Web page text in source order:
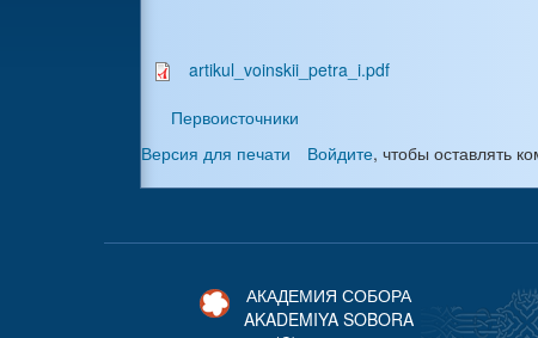
artikul_voinskii_petra_i.pdf
Первоисточники
Версия для печати Войдите, чтобы оставлять
АКАДЕМИЯ СОБОРА
AKADEMIYA SOBORA